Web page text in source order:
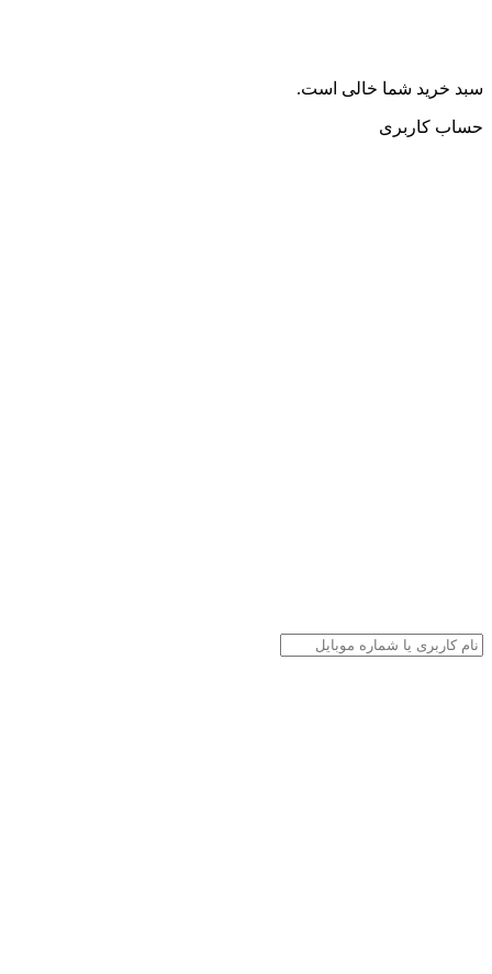
سبد خرید شما خالی است.
حساب کاربری